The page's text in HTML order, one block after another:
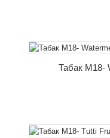
Табак M18-